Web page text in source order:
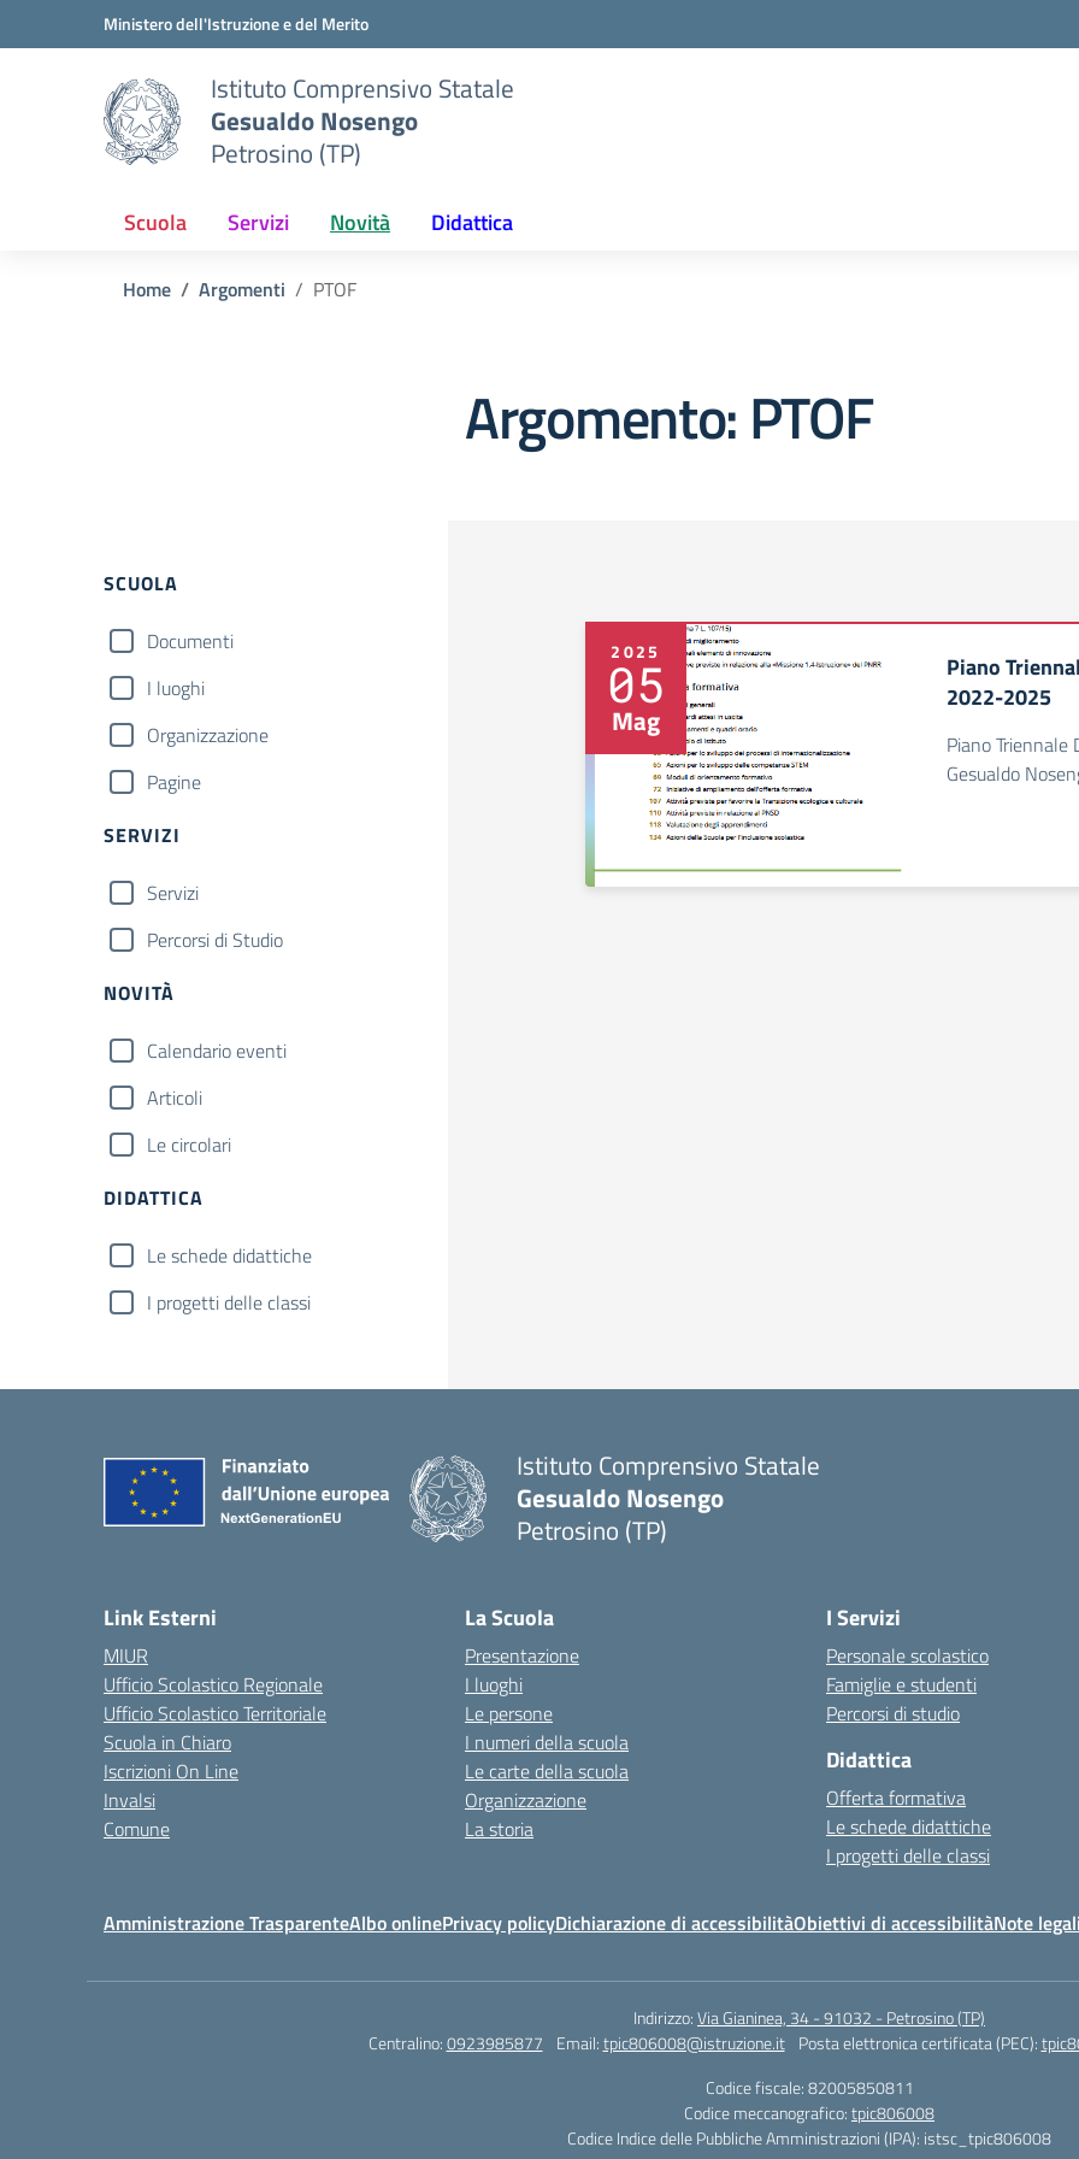
Vai ai contenuti
Vai al menu di navigazioneMinistero dell'Istruzione e del Merito
Istituto Comprensivo Statale
Gesualdo Nosengo
Petrosino (TP)
Scuola Servizi Novità Didattica
Home Argomenti PTOF
Argomento: PTOF
SCUOLA
Documenti
I luoghi
Organizzazione
Pagine
SERVIZI
Servizi
Percorsi di Studio
NOVITÀ
Calendario eventi
Articoli
Le circolari
DIDATTICA
Le schede didattiche
I progetti delle classi
2025
05
Mag
Piano
2022-2025
Piano Triennale
Gesualdo
Istituto Comprensivo Statale
Gesualdo Nosengo
Petrosino (TP)
Link Esterni
MIUR
Ufficio Scolastico Regionale
Ufficio Scolastico Territoriale
Scuola in Chiaro
Iscrizioni On Line
Invalsi
Comune
La Scuola
Presentazione
I luoghi
Le persone
I numeri della scuola
Le carte della scuola
Organizzazione
La storia
I Servizi
Personale scolastico
Famiglie e studenti
Percorsi di studio
Didattica
Offerta formativa
Le schede didattiche
I progetti delle classi
Amministrazione TrasparenteAlbo onlinePrivacy policyDichiarazione di accessibilitàObiettivi di accessibilitàNote legali
Indirizzo:Via Gianinea, 34 - 91032 - Petrosino (TP)
Centralino:0923985877 Email:tpic806008@istruzione.it Posta elettronica certificata (PEC):
Codice fiscale: 82005850811
Codice meccanografico:tpic806008
Codice Indice delle Pubbliche Amministrazioni (IPA): istsc_tpic806008